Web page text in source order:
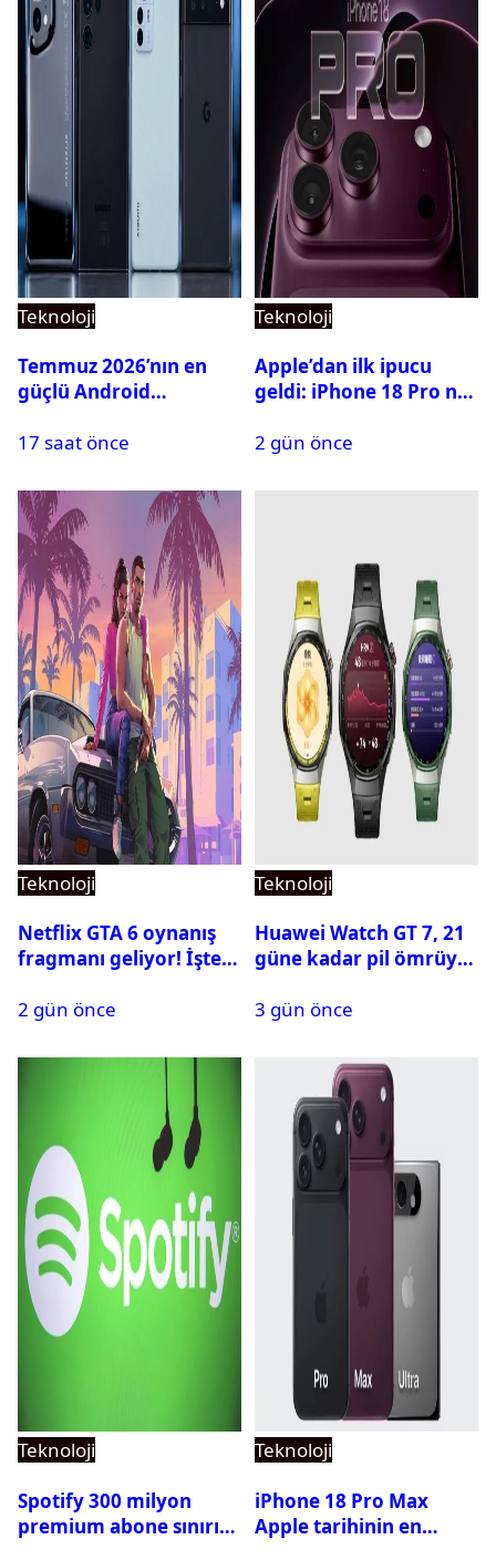
Teknoloji
Temmuz 2026’nın en
güçlü Android
17 saat önce
Teknoloji
Apple’dan ilk ipucu
geldi: iPhone 18 Pro ne
2 gün önce
Teknoloji
Netflix GTA 6 oynanış
fragmanı geliyor! İşte
2 gün önce
Teknoloji
Huawei Watch GT 7, 21
güne kadar pil ömrüyle
3 gün önce
Teknoloji
Spotify 300 milyon
premium abone sınırını
Teknoloji
iPhone 18 Pro Max
Apple tarihinin en